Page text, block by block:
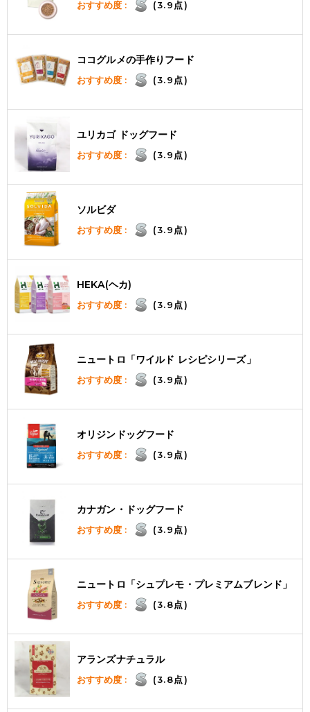
おすすめ度 : (3.9点)
ココグルメの手作りフード
おすすめ度 : (3.9点)
ユリカゴ ドッグフード
おすすめ度 : (3.9点)
ソルビダ
おすすめ度 : (3.9点)
HEKA(ヘカ)
おすすめ度 : (3.9点)
ニュートロ「ワイルド レシピシリーズ」
おすすめ度 : (3.9点)
オリジンドッグフード
おすすめ度 : (3.9点)
カナガン・ドッグフード
おすすめ度 : (3.9点)
ニュートロ「シュプレモ・プレミアムブレンド」
おすすめ度 : (3.8点)
アランズナチュラル
おすすめ度 : (3.8点)